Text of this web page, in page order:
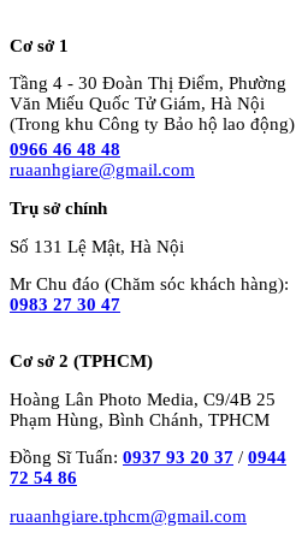
Cơ sở 1
Tầng 4 - 30 Đoàn Thị Điểm, Phường
Văn Miếu Quốc Tử Giám, Hà Nội
(Trong khu Công ty Bảo hộ lao động)
0966 46 48 48
ruaanhgiare@gmail.com
Trụ sở chính
Số 131 Lệ Mật, Hà Nội
Mr Chu đáo (Chăm sóc khách hàng):
0983 27 30 47
Cơ sở 2 (TPHCM)
Hoàng Lân Photo Media, C9/4B 25
Phạm Hùng, Bình Chánh, TPHCM
Đồng Sĩ Tuấn: 0937 93 20 37 / 0944
72 54 86
ruaanhgiare.tphcm@gmail.com